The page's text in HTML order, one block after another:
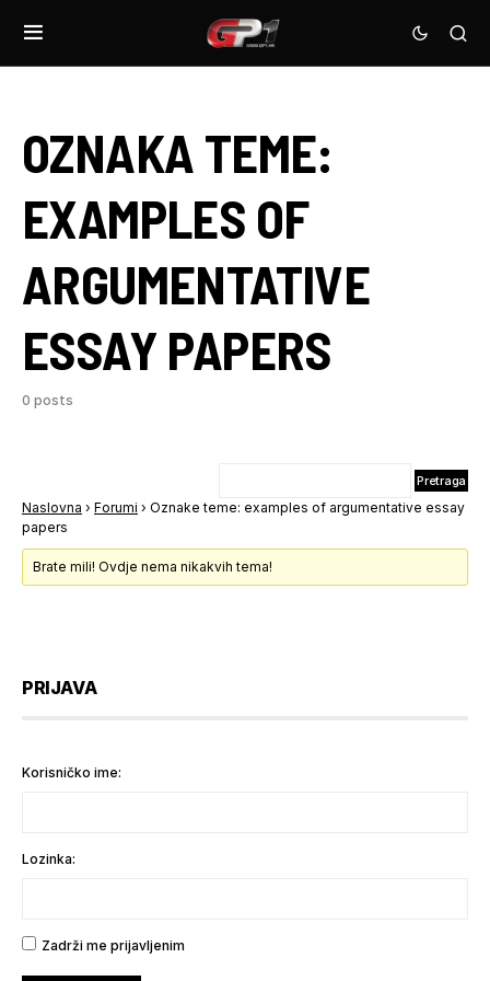
OZNAKA TEME:
EXAMPLES OF
ARGUMENTATIVE
ESSAY PAPERS
0 posts
Naslovna › Forumi › Oznake teme: examples of argumentative essay
papers
Brate mili! Ovdje nema nikakvih tema!
PRIJAVA
Korisničko ime:
Lozinka:
Zadrži me prijavljenim